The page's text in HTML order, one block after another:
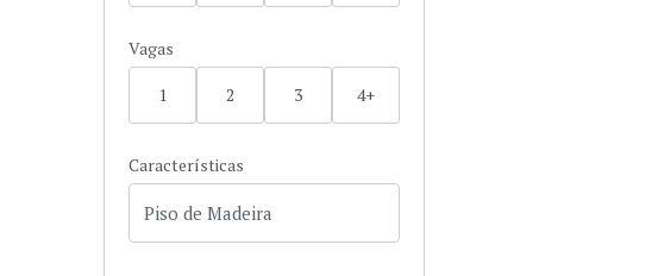
Vagas
1 2 3 4+
Características